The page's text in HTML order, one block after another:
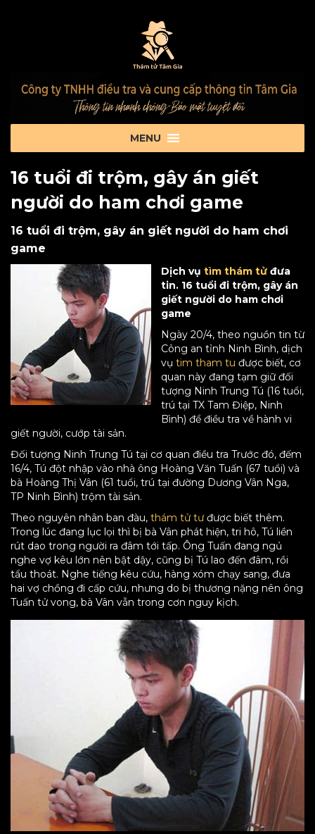
16 tuổi đi trộm, gây án giết
người do ham chơi game
16 tuổi đi trộm, gây án giết người do ham chơi
game
Dịch vụ tìm thám tử đưa
tin. 16 tuổi đi trộm, gây án
giết người do ham chơi
game
Ngày 20/4, theo nguồn tin từ
Công an tỉnh Ninh Bình, dịch
vụ tim tham tu được biết, cơ
quan này đang tạm giữ đối
tượng Ninh Trung Tú (16 tuổi,
trú tại TX Tam Điệp, Ninh
Bình) để điều tra về hành vi
giết người, cướp tài sản.
Đối tượng Ninh Trung Tú tại cơ quan điều tra Trước đó, đếm
16/4, Tú đột nhập vào nhà ông Hoàng Văn Tuấn (67 tuổi) và
bà Hoàng Thị Vân (61 tuổi, trú tại đường Dương Vân Nga,
TP Ninh Bình) trộm tài sản.
Theo nguyên nhân ban đàu, thám tử tưđược biết thêm.
Trong lúc đang lục lọi thì bị bà Vân phát hiện, tri hô, Tú liền
rút dao trong người ra đâm tới tấp. Ông Tuấn đang ngủ
nghe vợ kêu lớn nên bật dậy, cũng bị Tú lao đến đâm, rồi
tẩu thoát. Nghe tiếng kêu cứu, hàng xóm chạy sang, đưa
hai vợ chồng đi cấp cứu, nhưng do bị thương nặng nên ông
Tuấn tử vong, bà Vân vẫn trong cơn nguy kịch.